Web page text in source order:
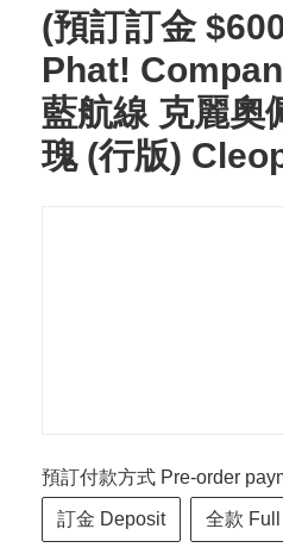
(預訂訂金
Phat!
藍航線 克麗奧
瑰 (行版)
預訂付款方式 Pre-order
訂金 Deposit 全款